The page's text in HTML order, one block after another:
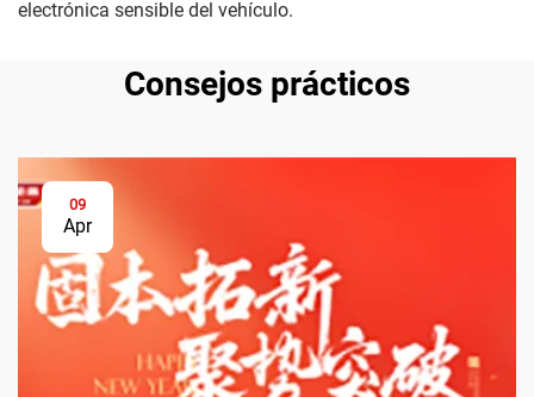
electrónica sensible del vehículo.
Consejos prácticos
09
Apr